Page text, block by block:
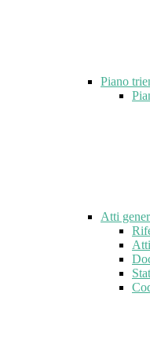
Piano
Atti